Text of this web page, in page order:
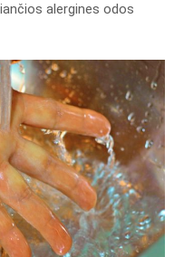
alergines odos